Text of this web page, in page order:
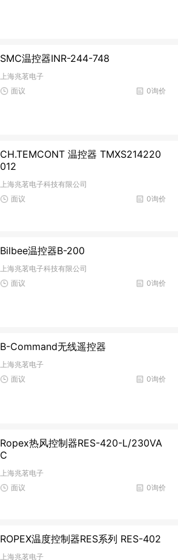
SMC温控器INR-244-748
上海兆茗电子
0询价
面议
CH.TEMCONT 温控器 TMXS214220
012
上海兆茗电子科技有限公司
0询价
面议
Bilbee温控器B-200
上海兆茗电子科技有限公司
0询价
面议
B-Command无线遥控器
上海兆茗电子
0询价
面议
Ropex热风控制器RES-420-L/230VA
C
上海兆茗电子
0询价
面议
ROPEX温度控制器RES系列 RES-402
上海兆茗电子